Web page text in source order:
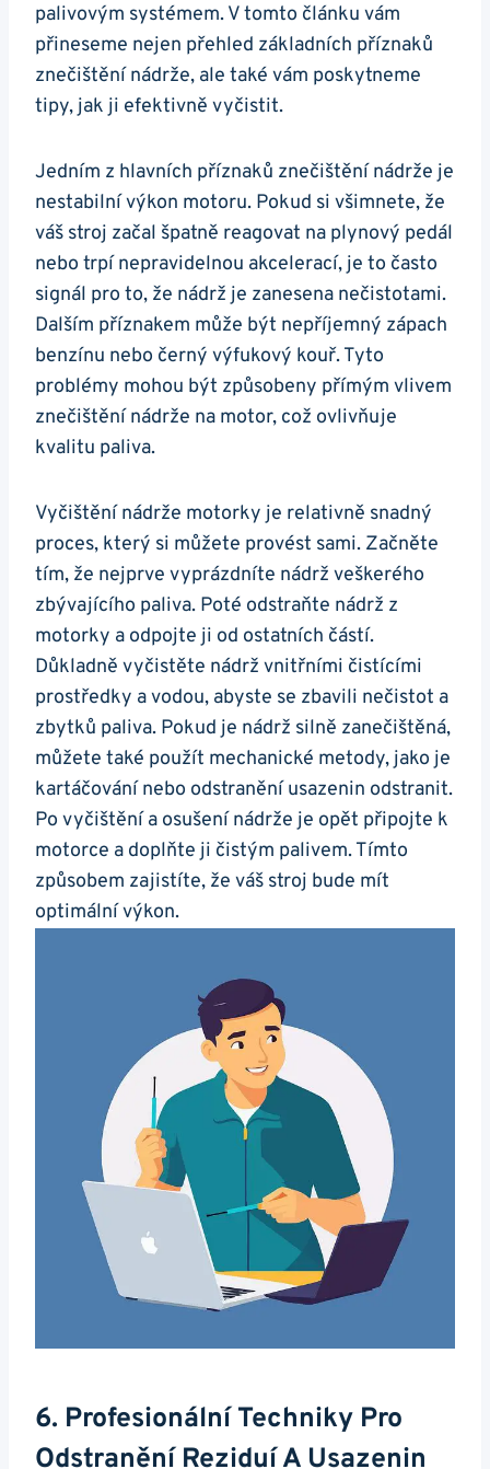
palivovým ‍systémem. V tomto článku‌ vám
přineseme‌ nejen⁣ přehled základních příznaků
⁣znečištění nádrže, ale také vám‍ poskytneme⁢
tipy,⁤ jak ji efektivně vyčistit.
Jedním z​ hlavních příznaků znečištění nádrže je
nestabilní výkon⁣ motoru. Pokud ​si všimnete, že
váš stroj začal špatně reagovat‌ na plynový ⁢pedál
nebo trpí nepravidelnou‍ akcelerací, je to ⁣často
signál pro to, že nádrž je zanesena nečistotami.
Dalším​ příznakem může ⁣být ​nepříjemný zápach
benzínu nebo černý‌ výfukový⁢ kouř. Tyto
problémy‌ mohou být ⁤způsobeny⁢ přímým vlivem
znečištění nádrže⁣ na motor, což ovlivňuje
kvalitu paliva.
Vyčištění nádrže motorky ‍je relativně snadný
proces, který si můžete provést sami. Začněte
tím, ⁢že nejprve vyprázdníte nádrž ⁤veškerého
zbývajícího paliva. Poté odstraňte​ nádrž z
motorky⁤ a⁣ odpojte ji od ostatních částí.
Důkladně vyčistěte⁣ nádrž​ vnitřními čistícími⁢
prostředky⁤ a vodou, abyste se zbavili nečistot a⁣
zbytků paliva. Pokud je nádrž ⁢silně zanečištěná,
můžete⁢ také použít mechanické metody, ‍jako je
kartáčování nebo odstranění‌ usazenin odstranit.⁢
Po vyčištění ⁤a osušení ⁣nádrže ‌je opět⁢ připojte ​k
motorce a ‍doplňte ji čistým palivem. ⁣Tímto
způsobem zajistíte,​ že‌ váš ‍stroj bude mít
optimální výkon.
6.‍ Profesionální Techniky Pro
‌odstranění ⁢reziduí​ A Usazenin